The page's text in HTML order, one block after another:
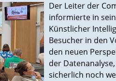
Der Leiter der
informierte in
Künstlicher
Besucher in den
den neuen
der
sicherlich noch